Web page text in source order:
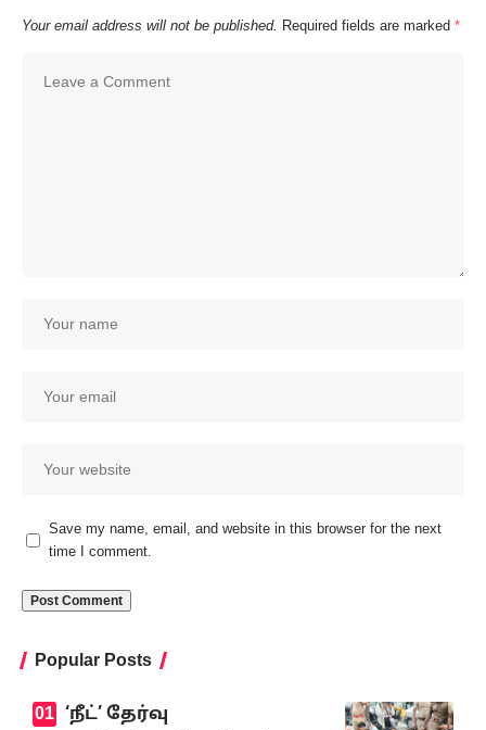
Your email address will not be published. Required fields are marked *
Save my name, email, and website in this browser for the next
time I comment.
Popular Posts
‘நீட்’ தேர்வு